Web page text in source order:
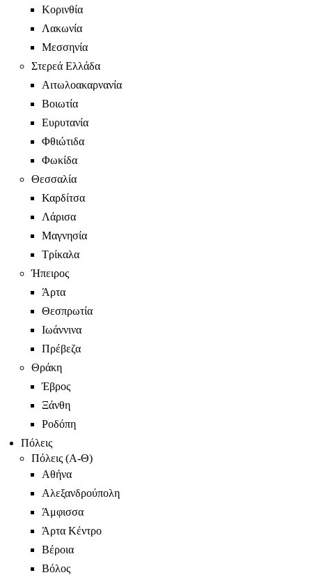
Κορινθία
Λακωνία
Μεσσηνία
Στερεά Ελλάδα
Αιτωλοακαρνανία
Βοιωτία
Ευρυτανία
Φθιώτιδα
Φωκίδα
Θεσσαλία
Καρδίτσα
Λάρισα
Μαγνησία
Τρίκαλα
Ήπειρος
Άρτα
Θεσπρωτία
Ιωάννινα
Πρέβεζα
Θράκη
Έβρος
Ξάνθη
Ροδόπη
Πόλεις
Πόλεις (Α-Θ)
Αθήνα
Αλεξανδρούπολη
Άμφισσα
Άρτα Κέντρο
Βέροια
Βόλος